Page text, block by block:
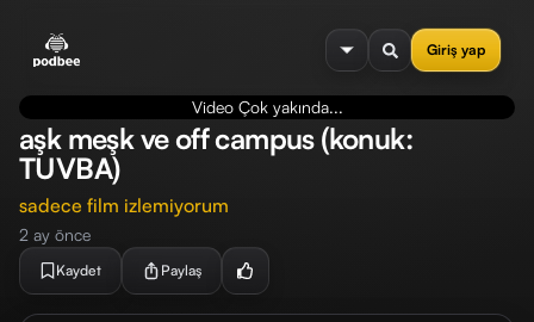
Giriş yap
menu
Video Çok yakında...
aşk meşk ve off campus (konuk:
TUVBA)
sadece film izlemiyorum
2 ay önce
Kaydet Paylaş